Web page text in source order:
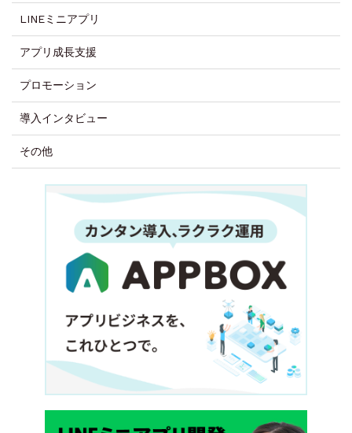
LINEミニアプリ
アプリ成長支援
プロモーション
導入インタビュー
その他